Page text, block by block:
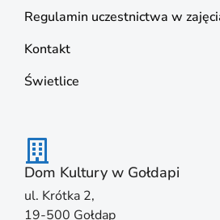
Regulamin uczestnictwa w
Kontakt
Świetlice
Dom Kultury w Gołdapi
ul. Krótka 2,
19-500 Gołdap